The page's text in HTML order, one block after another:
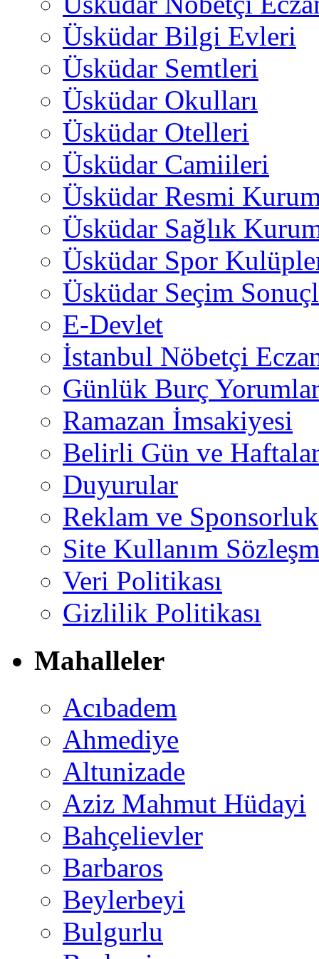
Üsküdar Bilgi Evleri
Üsküdar Semtleri
Üsküdar Okulları
Üsküdar Otelleri
Üsküdar Camiileri
Üsküdar Resmi
Üsküdar Sağlık
Üsküdar Spor
Üsküdar Seçim
E-Devlet
İstanbul Nöbetçi
Günlük Burç
Ramazan İmsakiyesi
Belirli Gün ve
Duyurular
Reklam ve Sponsorluk
Site Kullanım
Veri Politikası
Gizlilik Politikası
Mahalleler
Acıbadem
Ahmediye
Altunizade
Aziz Mahmut Hüdayi
Bahçelievler
Barbaros
Beylerbeyi
Bulgurlu